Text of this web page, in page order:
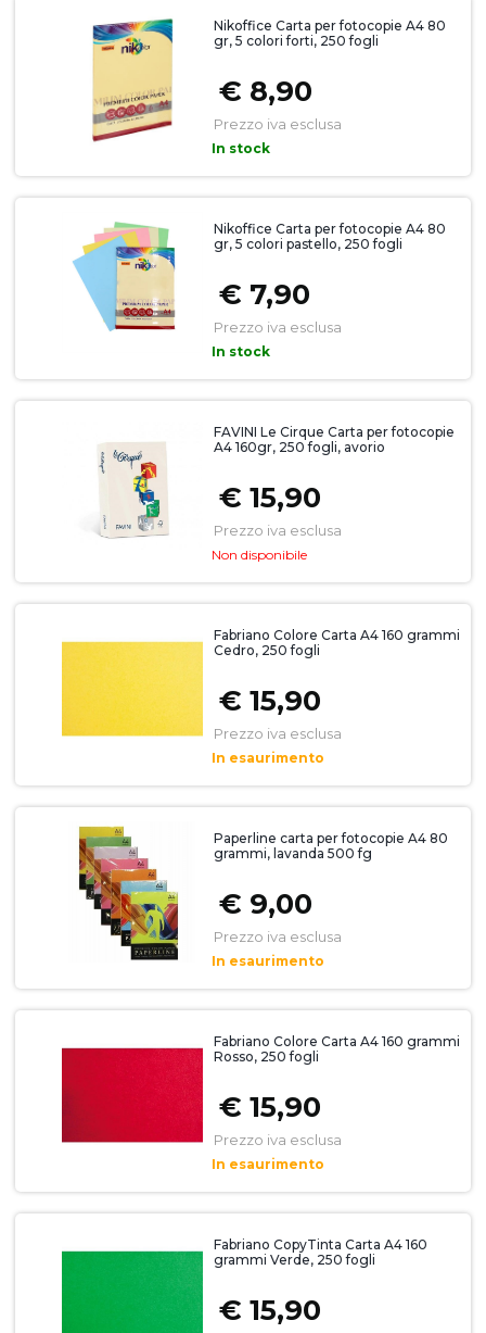
Nikoffice Carta per fotocopie A4 80
gr, 5 colori forti, 250 fogli
€ 8,90
Prezzo iva esclusa
In stock
Nikoffice Carta per fotocopie A4 80
gr, 5 colori pastello, 250 fogli
€ 7,90
Prezzo iva esclusa
In stock
FAVINI Le Cirque Carta per fotocopie
A4 160gr, 250 fogli, avorio
€ 15,90
Prezzo iva esclusa
Non disponibile
Fabriano Colore Carta A4 160 grammi
Cedro, 250 fogli
€ 15,90
Prezzo iva esclusa
In esaurimento
Paperline carta per fotocopie A4 80
grammi, lavanda 500 fg
€ 9,00
Prezzo iva esclusa
In esaurimento
Fabriano Colore Carta A4 160 grammi
Rosso, 250 fogli
€ 15,90
Prezzo iva esclusa
In esaurimento
Fabriano CopyTinta Carta A4 160
grammi Verde, 250 fogli
€ 15,90